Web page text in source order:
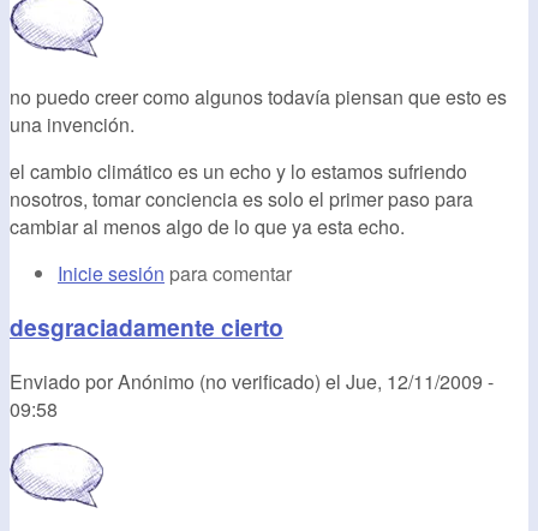
no puedo creer como algunos todavía piensan que esto es
una invención.
el cambio climático es un echo y lo estamos sufriendo
nosotros, tomar conciencia es solo el primer paso para
cambiar al menos algo de lo que ya esta echo.
Inicie sesión para comentar
desgraciadamente cierto
Enviado porAnónimo (no verificado) el Jue, 12/11/2009 -
09:58